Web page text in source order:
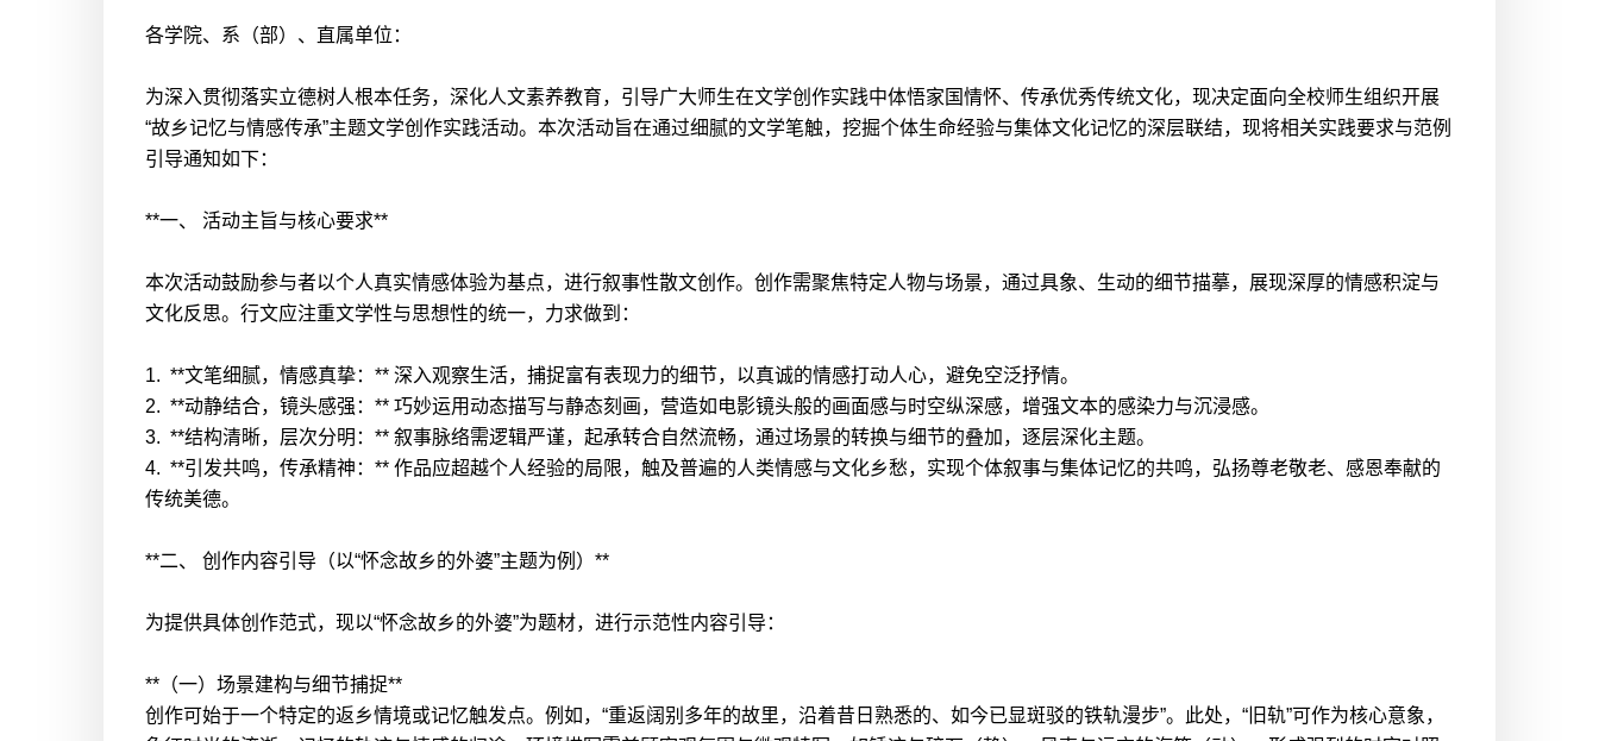
各学院、系（部）、直属单位：
为深入贯彻落实立德树人根本任务，深化人文素养教育，引导广大师生在文学创作实践中体悟家国情怀、传承优秀传统文化，现决定面向全校师生组织开展
“故乡记忆与情感传承”主题文学创作实践活动。本次活动旨在通过细腻的文学笔触，挖掘个体生命经验与集体文化记忆的深层联结，现将相关实践要求与范例
引导通知如下：
**一、 活动主旨与核心要求**
本次活动鼓励参与者以个人真实情感体验为基点，进行叙事性散文创作。创作需聚焦特定人物与场景，通过具象、生动的细节描摹，展现深厚的情感积淀与
文化反思。行文应注重文学性与思想性的统一，力求做到：
1. **文笔细腻，情感真挚：** 深入观察生活，捕捉富有表现力的细节，以真诚的情感打动人心，避免空泛抒情。
2. **动静结合，镜头感强：** 巧妙运用动态描写与静态刻画，营造如电影镜头般的画面感与时空纵深感，增强文本的感染力与沉浸感。
3. **结构清晰，层次分明：** 叙事脉络需逻辑严谨，起承转合自然流畅，通过场景的转换与细节的叠加，逐层深化主题。
4. **引发共鸣，传承精神：** 作品应超越个人经验的局限，触及普遍的人类情感与文化乡愁，实现个体叙事与集体记忆的共鸣，弘扬尊老敬老、感恩奉献的
传统美德。
**二、 创作内容引导（以“怀念故乡的外婆”主题为例）**
为提供具体创作范式，现以“怀念故乡的外婆”为题材，进行示范性内容引导：
**（一）场景建构与细节捕捉**
创作可始于一个特定的返乡情境或记忆触发点。例如，“重返阔别多年的故里，沿着昔日熟悉的、如今已显斑驳的铁轨漫步”。此处，“旧轨”可作为核心意象，